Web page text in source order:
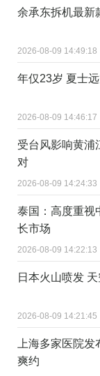
余承东拆机最新
2026-08-09 14:49:18
年仅23岁 夏士
2026-08-09 14:46:17
受台风影响黄浦
对
2026-08-09 14:24:33
泰国：高度重视
长市场
2026-08-09 14:22:13
日本火山喷发
2026-08-09 14:21:45
上海多家医院
爽约